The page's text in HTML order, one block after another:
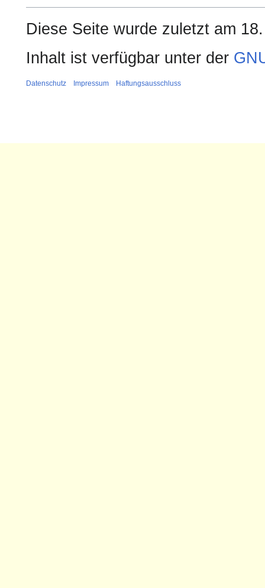
Diese Seite wurde zuletzt am
Inhalt ist verfügbar unter der
Datenschutz Impressum Haftungsausschluss